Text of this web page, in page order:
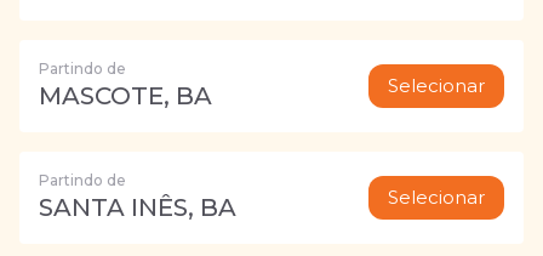
Partindo de
MASCOTE, BA Selecionar
Partindo de
SANTA INÊS, BA Selecionar